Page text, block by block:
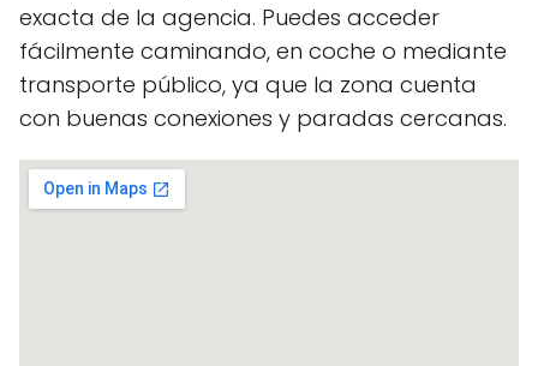
exacta de la agencia. Puedes acceder
fácilmente caminando, en coche o mediante
transporte público, ya que la zona cuenta
con buenas conexiones y paradas cercanas.